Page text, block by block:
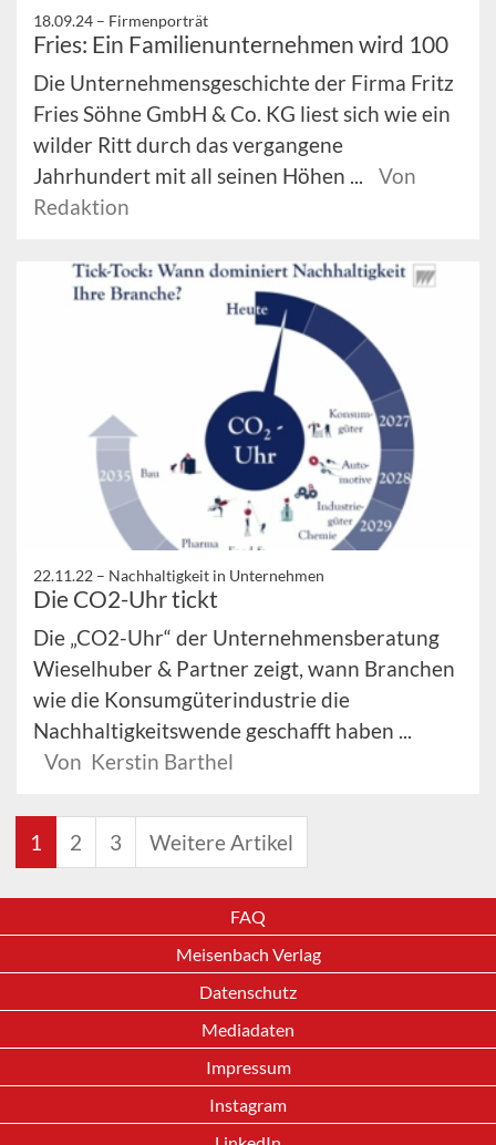
18.09.24 – Firmenporträt
Fries: Ein Familienunternehmen wird 100
Die Unternehmensgeschichte der Firma Fritz
Fries Söhne GmbH & Co. KG liest sich wie ein
wilder Ritt durch das vergangene
Jahrhundert mit all seinen Höhen ...
Von
Redaktion
22.11.22 – Nachhaltigkeit in Unternehmen
Die CO2-Uhr tickt
Die „CO2-Uhr“ der Unternehmensberatung
Wieselhuber & Partner zeigt, wann Branchen
wie die Konsumgüterindustrie die
Nachhaltigkeitswende geschafft haben ...
Von Kerstin Barthel
1 2 3 Weitere Artikel
FAQ
Meisenbach Verlag
Datenschutz
Mediadaten
Impressum
Instagram